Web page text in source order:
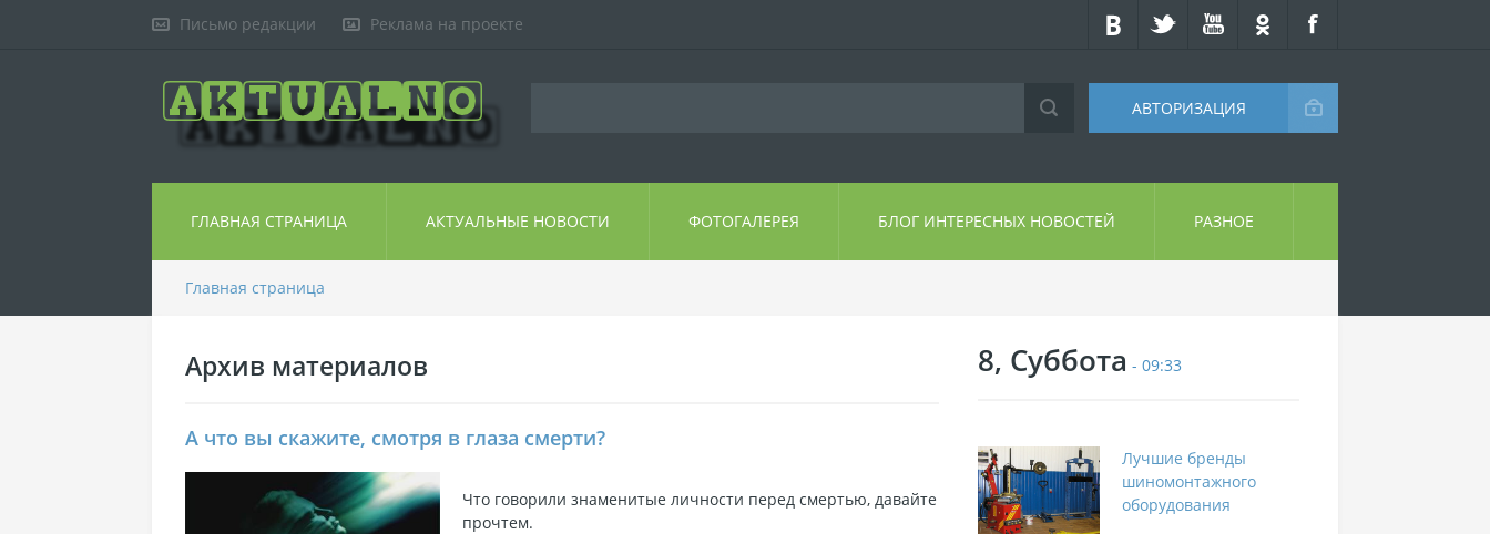
Письмо редакции Реклама на проекте
АВТОРИЗАЦИЯ
ГЛАВНАЯ СТРАНИЦА АКТУАЛЬНЫЕ НОВОСТИ ФОТОГАЛЕРЕЯ БЛОГ ИНТЕРЕСНЫХ НОВОСТЕЙ РАЗНОЕ
Главная страница
Архив материалов
А что вы скажите, смотря в глаза смерти?
Что говорили знаменитые личности перед смертью, давайте
прочтем.
8, Суббота - 09:33
Лучшие бренды
шиномонтажного
оборудования